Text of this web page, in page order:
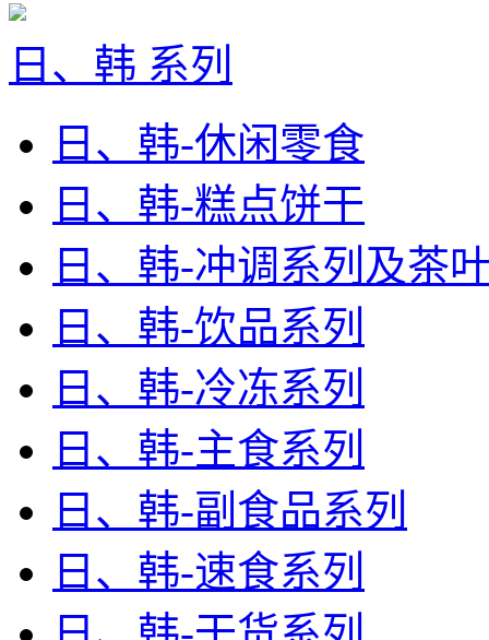
日、韩 系列
日、韩-休闲零食
日、韩-糕点饼干
日、韩-冲调系列及茶
日、韩-饮品系列
日、韩-冷冻系列
日、韩-主食系列
日、韩-副食品系列
日、韩-速食系列